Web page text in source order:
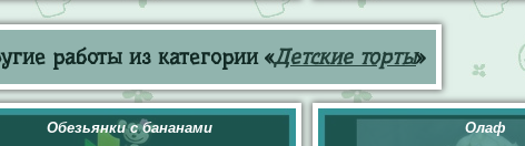
работы из категории «Детские торты»
Обезьянки с бананами Олаф